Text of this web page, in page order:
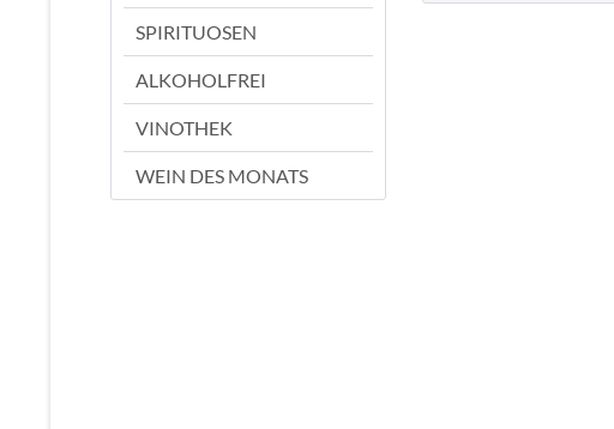
SPIRITUOSEN
ALKOHOLFREI
VINOTHEK
WEIN DES MONATS